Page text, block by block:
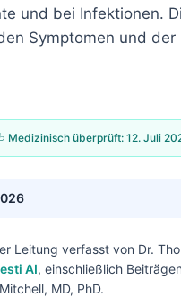
und bei Infektionen.
Symptomen und
Medizinisch überprüft: 12. Juli
Leitung verfasst von Dr.
AI, einschließlich
MD, PhD.